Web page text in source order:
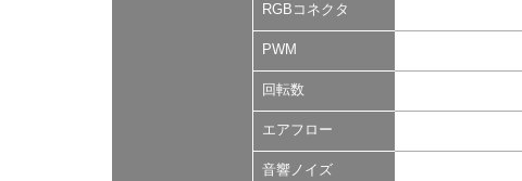
RGBコネクタ
PWM
回転数
エアフロー
音響ノイズ